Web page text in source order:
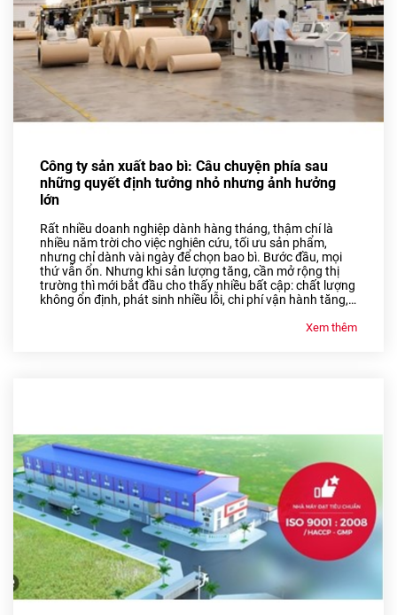
Công ty sản xuất bao bì: Câu chuyện phía sau
những quyết định tưởng nhỏ nhưng ảnh hưởng
lớn
Rất nhiều doanh nghiệp dành hàng tháng, thậm chí là
nhiều năm trời cho việc nghiên cứu, tối ưu sản phẩm,
nhưng chỉ dành vài ngày để chọn bao bì. Bước đầu, mọi
thứ vẫn ổn. Nhưng khi sản lượng tăng, cần mở rộng thị
trường thì mới bắt đầu cho thấy nhiều bất cập: chất lượng
không ổn định, phát sinh nhiều lỗi, chi phí vận hành tăng,…
Xem thêm
MÀNG BỌC THỰC PHẨM
PVC
MÀNG CO-EX NYLON PE
FILM
TUYỂN DỤNG
ĐỐI TÁC